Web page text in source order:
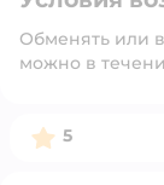
Обменять или
можно в
Рейтинг:
5